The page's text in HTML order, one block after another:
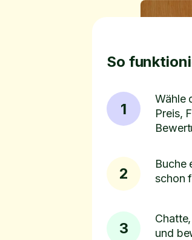
So
1
Wähle
Preis,
2
Buche
schon
3
und